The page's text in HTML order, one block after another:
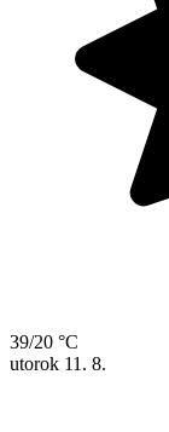
39/20 °C
utorok 11. 8.